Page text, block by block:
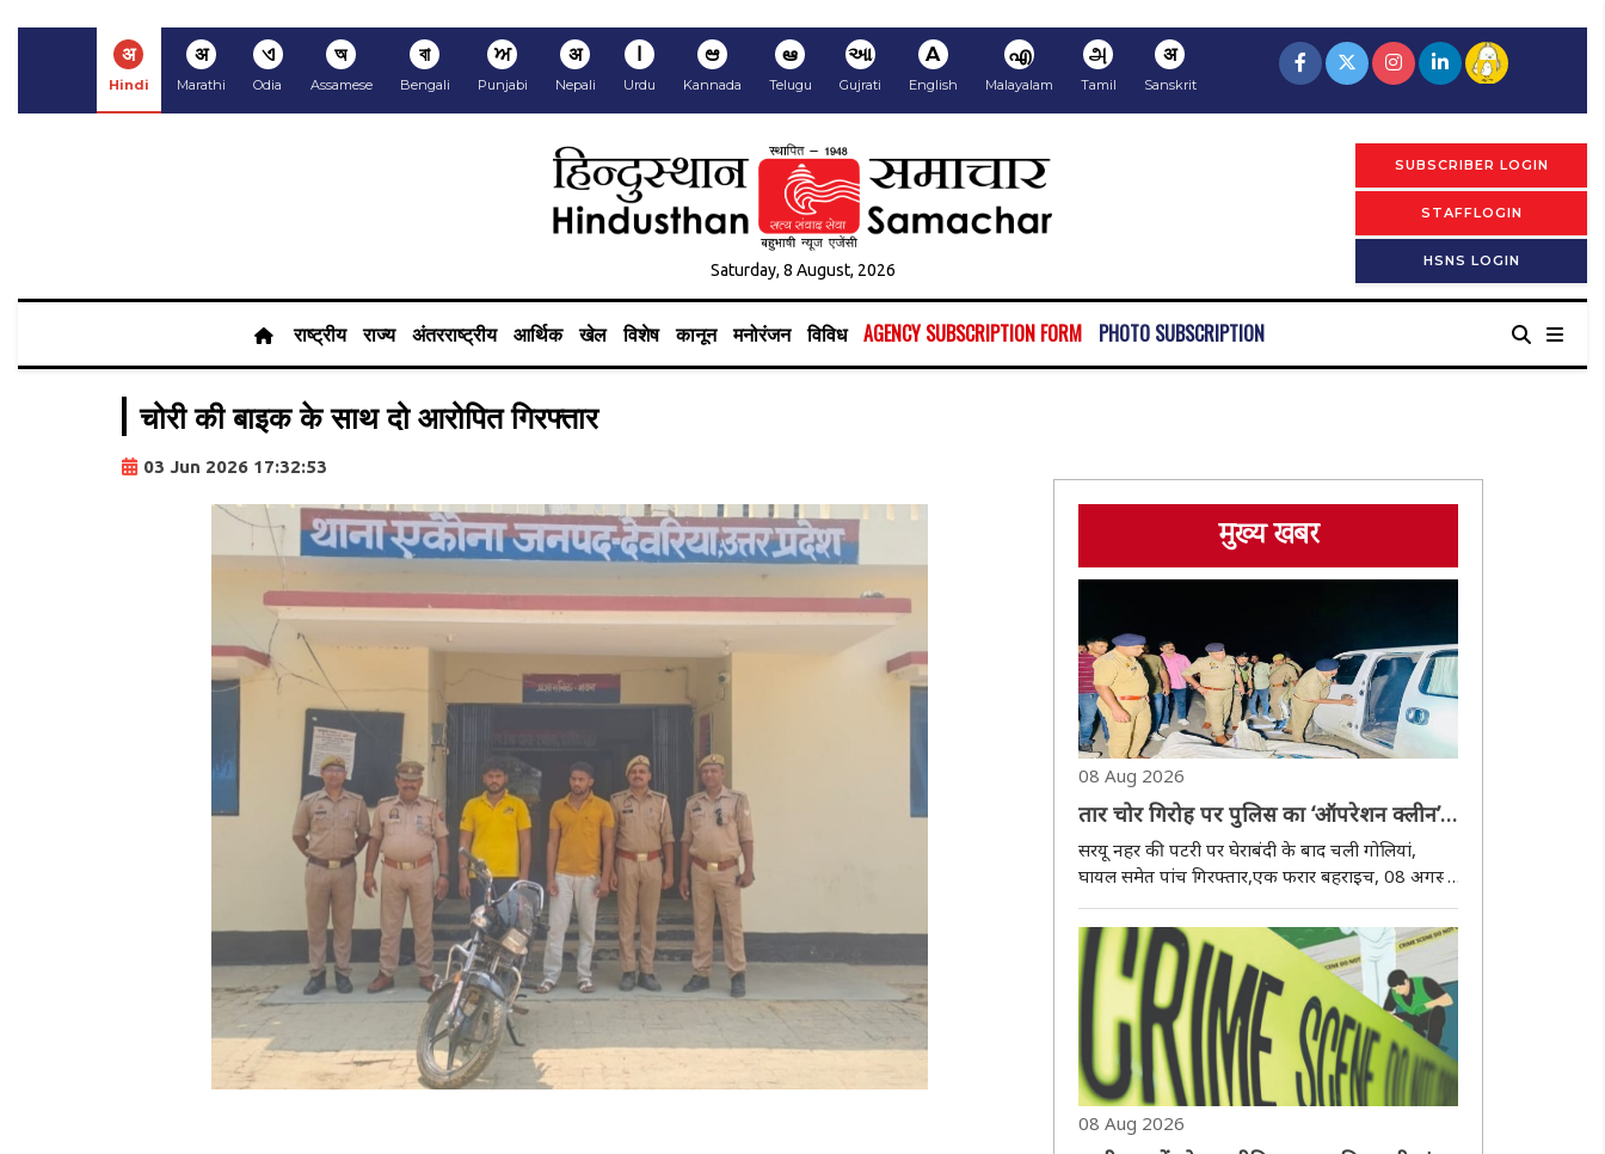
अ
Hindi
अ
Marathi
ଏ
Odia
অ
Assamese
বা
Bengali
ਅ
Punjabi
अ
Nepali
ا
Urdu
ಆ
Kannada
ఆ
Telugu
આ
Gujrati
A
English
എ
Malayalam
அ
Tamil
अ
Sanskrit
Saturday, 8 August, 2026
SUBSCRIBER LOGIN
STAFFLOGIN
HSNS LOGIN
राष्ट्रीय राज्य अंतरराष्ट्रीय आर्थिक खेल विशेष कानून मनोरंजन विविध AGENCY SUBSCRIPTION FORM PHOTO SUBSCRIPTION
चोरी की बाइक के साथ दो आरोपित गिरफ्तार
03 Jun 2026 17:32:53
मुख्य खबर
08 Aug 2026
तार चोर गिरोह पर पुलिस का ‘ऑपरेशन क्लीन’,
मुठभेड़ में एक घायल
सरयू नहर की पटरी पर घेराबंदी के बाद चली गोलियां,
घायल समेत पांच गिरफ्तार,एक फरार बहराइच, 08 अगस्त
(हि.स.)। उत्तर प्रदेश के बहराइच जिले में बिजली के तार
काटकर लगातार चोरी की वारदातों को अंजाम दे रहे गिरोह
पर शनिवार को पुलिस ने शिकंजा कस दिया। सरयू..
08 Aug 2026